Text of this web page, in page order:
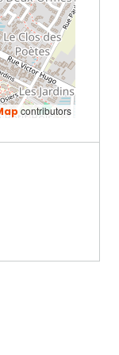
contributors